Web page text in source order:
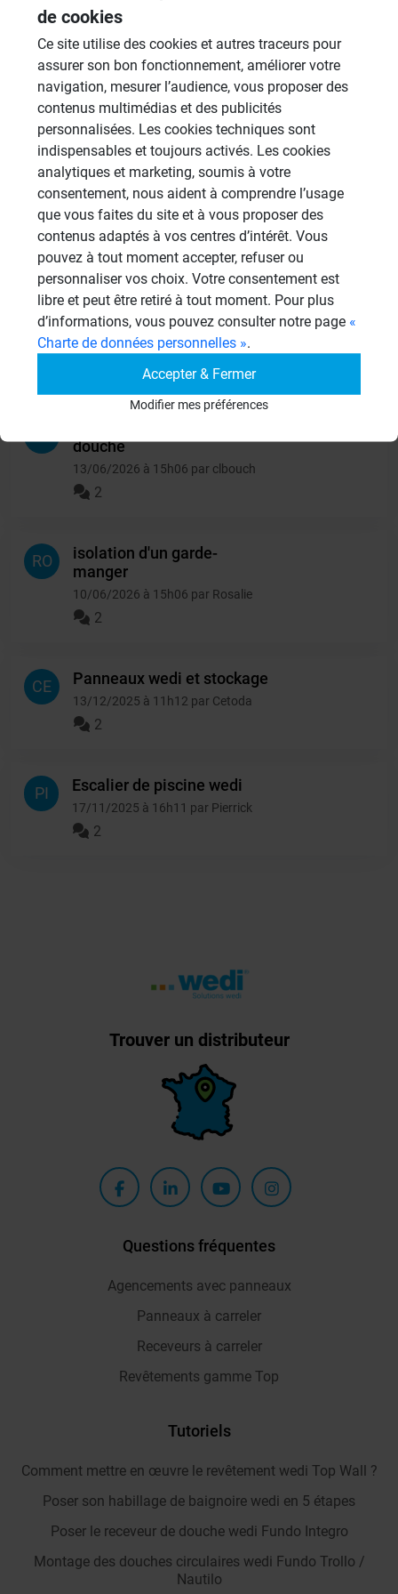
19 Sujets
Douches à l'Italienne
1485 Sujets
Cabines de hammam
26 Sujets
Systèmes de panneaux à carreler
1206 Sujets
Aménagement Agencement
21 Sujets
Autres
949 Sujets
Autres questions
douche
13/06/2026 à 15h06 par clbouch
2
RO
isolation d'un garde-
manger
10/06/2026 à 15h06 par Rosalie
2
CE Panneaux wedi et stockage
13/12/2025 à 11h12 par Cetoda
2
PI Escalier de piscine wedi
17/11/2025 à 16h11 par Pierrick
2
Trouver un distributeur
Questions fréquentes
Agencements avec panneaux
Panneaux à carreler
Receveurs à carreler
Revêtements gamme Top
Tutoriels
Comment mettre en œuvre le revêtement wedi Top Wall ?
Poser son habillage de baignoire wedi en 5 étapes
Poser le receveur de douche wedi Fundo Integro
Montage des douches circulaires wedi Fundo Trollo /
Nautilo
de cookies
Ce site utilise des cookies et autres traceurs pour
assurer son bon fonctionnement, améliorer votre
navigation, mesurer l’audience, vous proposer des
contenus multimédias et des publicités
personnalisées. Les cookies techniques sont
indispensables et toujours activés. Les cookies
analytiques et marketing, soumis à votre
consentement, nous aident à comprendre l’usage
que vous faites du site et à vous proposer des
contenus adaptés à vos centres d’intérêt. Vous
pouvez à tout moment accepter, refuser ou
personnaliser vos choix. Votre consentement est
libre et peut être retiré à tout moment. Pour plus
d’informations, vous pouvez consulter notre page «
Charte de données personnelles ».
Accepter & Fermer
Modifier mes préférences